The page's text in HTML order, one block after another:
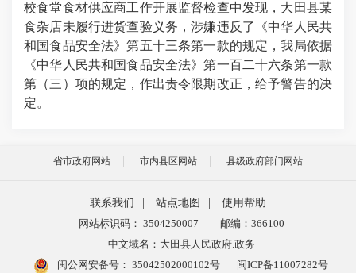
校食堂食材供应商工作开展监督检查中发现，大田县某
食杂店未履行进货查验义务，涉嫌违反了《中华人民共
和国食品安全法》第五十三条第一款的规定，我局依据
《中华人民共和国食品安全法》第一百二十六条第一款
第（三）项的规定，作出责令限期改正，给予警告的决
定。
省市政府网站 市内县区网站 县级政府部门网站
联系我们 站点地图
使用帮助
网站标识码： 3504250007
邮编：366100
中文域名：大田县人民政府.政务
闽公网安备号： 35042502000102号 闽ICP备11007282号